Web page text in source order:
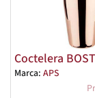
Coctelera
Marca: APS